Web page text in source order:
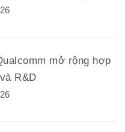
mở rộng hợp
R&D